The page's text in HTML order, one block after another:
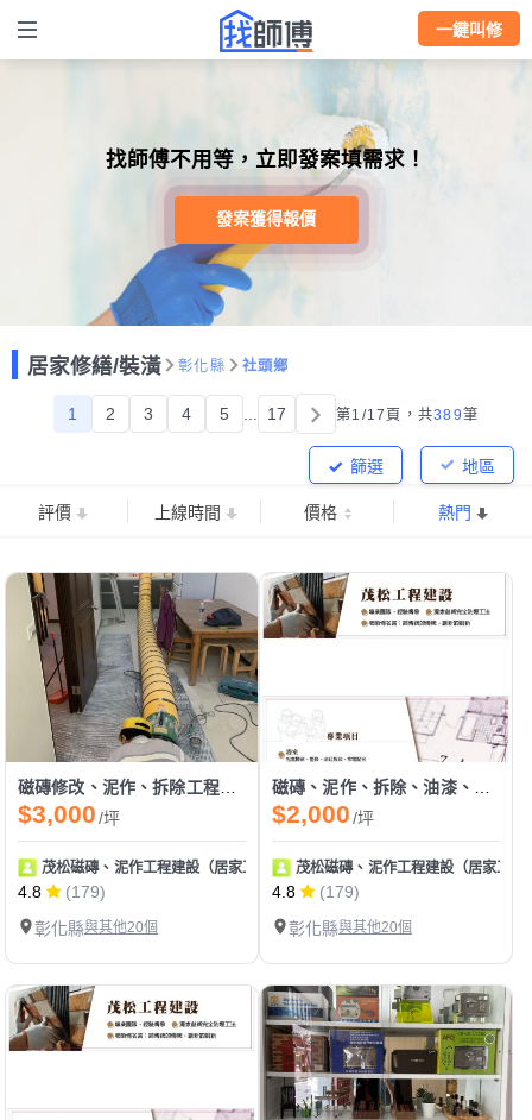
一鍵叫修
找師傅不用等，立即發案填需求！
發案獲得報價
居家修繕/裝潢 彰化縣 社頭鄉
1 2 3 4 5 17 第1/17頁， 共389筆
地區
篩選
評價 上線時間 價格 熱門
磁磚修改、泥作、拆除工程、油漆工程
$3,000/坪
茂松磁磚、泥作工程建設（居家工程皆可統包）
4.8
(179)
彰化縣與其他20個
$2,000/坪
茂松磁磚、泥作工程建設（居家工程
4.8
(179)
彰化縣與其他20個